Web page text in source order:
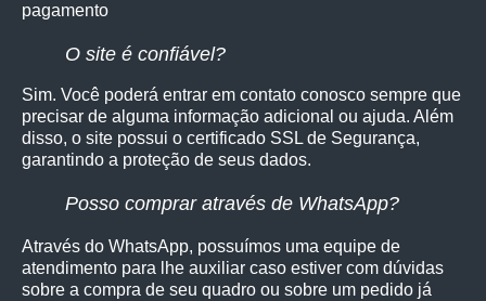
pagamento
O site é confiável?
Sim. Você poderá entrar em contato conosco sempre que
precisar de alguma informação adicional ou ajuda. Além
disso, o site possui o certificado SSL de Segurança,
garantindo a proteção de seus dados.
Posso comprar através de WhatsApp?
Através do WhatsApp, possuímos uma equipe de
atendimento para lhe auxiliar caso estiver com dúvidas
sobre a compra de seu quadro ou sobre um pedido já